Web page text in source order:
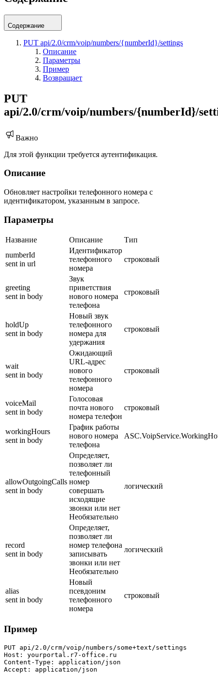
Содержание
PUT api/2.0/crm/voip/numbers/{numberId}/settings
Описание
Параметры
Пример
Возвращает
PUT
api/2.0/crm/voip/numbers/{numberId}/
Важно
Для этой функции требуется аутентификация.
Описание
Обновляет настройки телефонного номера с
идентификатором, указанным в запросе.
Параметры
Название Описание
Тип
numberId
sent in url
Идентификатор
телефонного
номера
строковый
greeting
sent in body
Звук
приветствия
нового номера
телефона
строковый
holdUp
sent in body
Новый звук
телефонного
номера для
удержания
строковый
wait
sent in body
Ожидающий
URL-адрес
нового
телефонного
номера
строковый
voiceMail
sent in body
Голосовая
почта нового
номера телефон
строковый
workingHours
sent in body
График работы
нового номера
телефона
allowOutgoingCalls
sent in body
Определяет,
позволяет ли
телефонный
номер
совершать
исходящие
звонки или нет
Необязательно
логический
record
sent in body
Определяет,
позволяет ли
номер телефона
записывать
звонки или нет
Необязательно
логический
alias
sent in body
Новый
псевдоним
телефонного
номера
строковый
Пример
PUT api/2.0/crm/voip/numbers/some+text/settings
Host: yourportal.r7-office.ru
Content-Type: application/json
Accept: application/json